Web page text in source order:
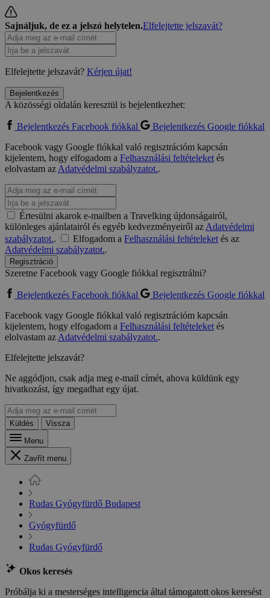
Sajnáljuk, de ez a jelszó helytelen.Elfelejtette jelszavát?
Elfelejtette jelszavát? Kérjen újat!
Bejelentkezés
A közösségi oldalán keresztül is bejelentkezhet:
Bejelentkezés Facebook fiókkal
Bejelentkezés Google fiókkal
Facebook vagy Google fiókkal való regisztrációm kapcsán
kijelentem, hogy elfogadom a Felhasználási feltételeketés
elolvastam azAdatvédelmi szabályzatot..
Értesülni akarok e-mailben a Travelking újdonságairól,
különleges ajánlatairól és egyéb kedvezményeiről azAdatvédelmi
szabályzatot.. Elfogadom a Felhasználási feltételeketés az
Adatvédelmi szabályzatot..
Regisztráció
Szeretne Facebook vagy Google fiókkal regisztrálni?
Bejelentkezés Facebook fiókkal
Bejelentkezés Google fiókkal
Facebook vagy Google fiókkal való regisztrációm kapcsán
kijelentem, hogy elfogadom a Felhasználási feltételeketés
elolvastam azAdatvédelmi szabályzatot..
Elfelejtette jelszavát?
Ne aggódjon, csak adja meg e-mail címét, ahova küldünk egy
hivatkozást, így megadhat egy újat.
Küldés
Vissza
Menu
Zavřít menu
Rudas Gyógyfürdő Budapest
Gyógyfürdő
Rudas Gyógyfürdő
Okos keresés
Próbálja ki a mesterséges intelligencia által támogatott okos keresést